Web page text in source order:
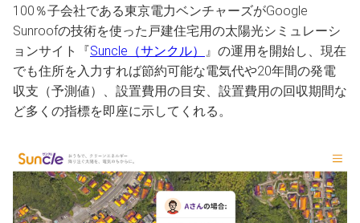
100％子会社である東京電力ベンチャーズがGoogle
Sunroofの技術を使った戸建住宅用の太陽光シミュレーシ
ョンサイト『Suncle（サンクル）
』の運用を開始し、現在
でも住所を入力すれば節約可能な電気代や20年間の発電
収支（予測値）、設置費用の目安、設置費用の回収期間な
ど多くの指標を即座に示してくれる。